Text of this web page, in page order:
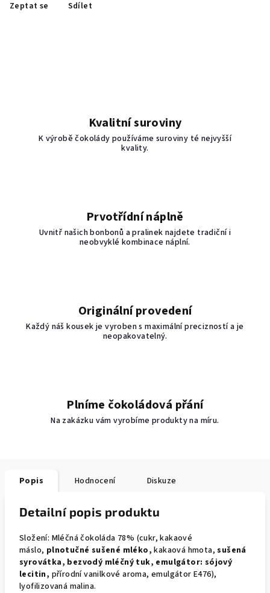
Zeptat se Sdílet
Kvalitní suroviny
K výrobě čokolády používáme suroviny té nejvyšší
kvality.
Prvotřídní náplně
Uvnitř našich bonbonů a pralinek najdete tradiční i
neobvyklé kombinace náplní.
Originální provedení
Každý náš kousek je vyroben s maximální precizností a je
neopakovatelný.
Plníme čokoládová přání
Na zakázku vám vyrobíme produkty na míru.
Popis Hodnocení Diskuze
Detailní popis produktu
Složení: Mléčná čokoláda 78% (cukr, kakaové
máslo, plnotučné sušené mléko, kakaová hmota, sušená
syrovátka, bezvodý mléčný tuk, emulgátor: sójový
lecitin, přírodní vanilkové aroma, emulgátor E476),
lyofilizovaná malina.